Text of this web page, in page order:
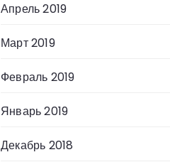
Апрель 2019
Март 2019
Февраль 2019
Январь 2019
Декабрь 2018